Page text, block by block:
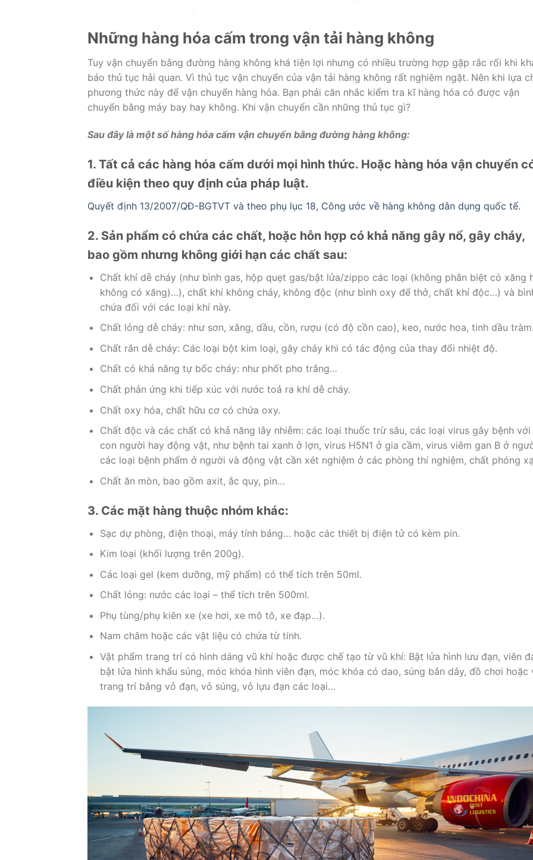
Những hàng hóa cấm trong vận tải hàng không
Tuy vận chuyển bằng đường hàng không khá tiện lợi nhưng có nhiều trường hợp gặp rắc rối khi
báo thủ tục hải quan. Vì thủ tục vận chuyển của vận tải hàng không rất nghiêm ngặt. Nên khi lựa
phương thức này để vận chuyển hàng hóa. Bạn phải cân nhắc kiểm tra kĩ hàng hóa có được vận
chuyển bằng máy bay hay không. Khi vận chuyển cần những thủ tục gì?
Sau đây là một số hàng hóa cấm vận chuyển bằng đường hàng không:
1. Tất cả các hàng hóa cấm dưới mọi hình thức. Hoặc hàng hóa vận chuyển
điều kiện theo quy định của pháp luật.
Quyết định 13/2007/QĐ-BGTVT và theo phụ lục 18, Công ước về hàng không dân dụng quốc tế.
2. Sản phẩm có chứa các chất, hoặc hỗn hợp có khả năng gây nổ, gây cháy,
bao gồm nhưng không giới hạn các chất sau:
Chất khí dễ cháy (như bình gas, hộp quẹt gas/bật lửa/zippo các loại (không phân biệt có xăng
không có xăng)…), chất khí không cháy, không độc (như bình oxy để thở, chất khí độc…) và
chứa đối với các loại khí này.
Chất lỏng dễ cháy: như sơn, xăng, dầu, cồn, rượu (có độ cồn cao), keo, nước hoa, tinh dầu
Chất rắn dễ cháy: Các loại bột kim loại, gây cháy khi có tác động của thay đổi nhiệt độ.
Chất có khả năng tự bốc cháy: như phốt pho trắng…
Chất phản ứng khi tiếp xúc với nước toả ra khí dễ cháy.
Chất oxy hóa, chất hữu cơ có chứa oxy.
Chất độc và các chất có khả năng lây nhiễm: các loại thuốc trừ sâu, các loại virus gây bệnh với
con người hay động vật, như bệnh tai xanh ở lợn, virus H5N1 ở gia cầm, virus viêm gan B ở
các loại bệnh phẩm ở người và động vật cần xét nghiệm ở các phòng thí nghiệm, chất phóng
Chất ăn mòn, bao gồm axit, ắc quy, pin…
3. Các mặt hàng thuộc nhóm khác:
Sạc dự phòng, điện thoại, máy tính bảng… hoặc các thiết bị điện tử có kèm pin.
Kim loại (khối lượng trên 200g).
Các loại gel (kem dưỡng, mỹ phẩm) có thể tích trên 50ml.
Chất lỏng: nước các loại – thể tích trên 500ml.
Phụ tùng/phụ kiên xe (xe hơi, xe mô tô, xe đạp…).
Nam châm hoặc các vật liệu có chứa từ tính.
Vật phẩm trang trí có hình dáng vũ khí hoặc được chế tạo từ vũ khí: Bật lửa hình lưu đạn, viên
bật lửa hình khẩu súng, móc khóa hình viên đạn, móc khóa có dao, súng bắn dây, đồ chơi hoặc
trang trí bằng vỏ đạn, vỏ súng, vỏ lựu đạn các loại…